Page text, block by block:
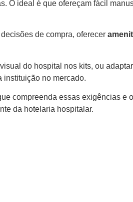
O ideal é que ofereçam fácil
de compra, oferecer
do hospital nos kits, ou
instituição no mercado.
compreenda essas exigências e
da hotelaria hospitalar.